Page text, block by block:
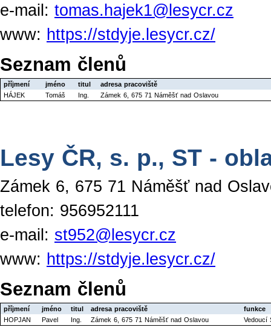
e-mail: tomas.hajek1@lesycr.cz
www: https://stdyje.lesycr.cz/
Seznam členů
příjmení jméno titul
adresa pracoviště
HÁJEK
Tomáš Ing. Zámek 6, 675 71 Náměšť nad Oslavou
Lesy ČR, s. p., ST -
Zámek 6, 675 71 Náměšť nad
telefon: 956952111
e-mail: st952@lesycr.cz
www: https://stdyje.lesycr.cz/
Seznam členů
příjmení jméno titul adresa pracoviště
funkce
HOPJAN
Pavel Ing. Zámek 6, 675 71 Náměšť nad Oslavou Vedoucí